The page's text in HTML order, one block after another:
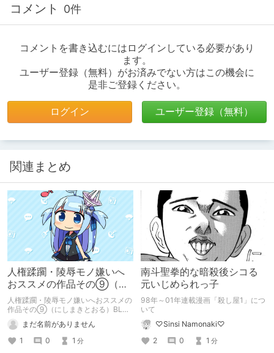
コメント 0件
コメントを書き込むにはログインしている必要があり
ます。
ユーザー登録（無料）がお済みでない方はこの機会に
是非ご登録ください。
ログイン ユーザー登録（無料）
関連まとめ
人権蹂躙・陵辱モノ嫌いへ
おススメの作品その⑨（に
しまきとおる）BLUE EYES
人権蹂躙・陵辱モノ嫌いへおススメの
作品その⑨（にしまきとおる）BLUE
まだ名前がありません
1
0 1 分
南斗聖拳的な暗殺後シコる
元いじめられっ子
98年～01年連載漫画「殺し屋1」につ
いて
♡Sinsi Namonaki♡
2
0 1 分